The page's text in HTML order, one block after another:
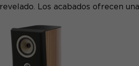
revelado. Los acabados ofrecen